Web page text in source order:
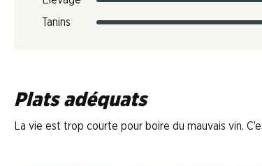
Tanins
Plats adéquats
La vie est trop courte pour boire du mauvais vin.